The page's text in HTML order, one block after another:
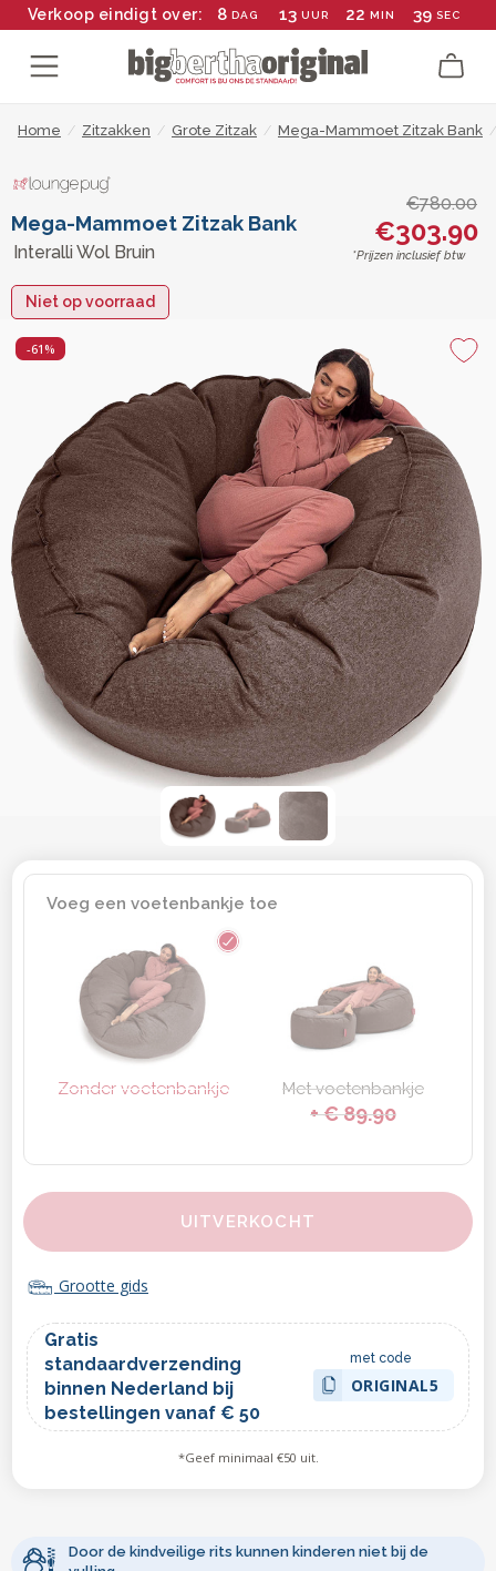
Verkoop eindigt over: 8 DAG 13 UUR 22 MIN 38 SEC
Home / Zitzakken / Grote Zitzak / Mega-Mammoet Zitzak Bank /
Mega-Mammoet Zitzak Bank
Interalli Wol Bruin
€780.00
€303.90
*Prijzen inclusief btw
Niet op voorraad
-61%
Voeg een voetenbankje toe
Zonder voetenbankje Met voetenbankje
+ € 89.90
UITVERKOCHT
Grootte gids
Gratis
standaardverzending
binnen Nederland bij
bestellingen vanaf € 50
met code
ORIGINAL5
*Geef minimaal €50 uit.
Door de kindveilige rits kunnen kinderen niet bij de